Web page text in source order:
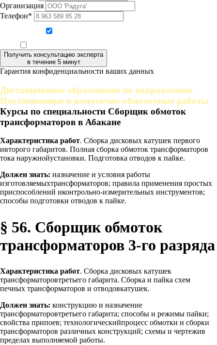
Организация
Телефон*
Получить консультацию эксперта
в течение 5 минут
Гарантия конфиденциальности ваших данных
Дистанционное образование по направлению -
Изоляционные и намоточно-обмоточные работы
Курсы по специальности Сборщик обмоток
трансформаторов в Абакане
Характеристика работ. Сборка дисковых катушек первого
ивторого габаритов. Полная сборка обмоток трансформаторов
тока наружнойустановки. Подготовка отводов к пайке.
Должен знать: назначение и условия работы
изготовляемыхтрансформаторов; правила применения простых
приспособлений иконтрольно-измерительных инструментов;
способы подготовки отводов к пайке.
§ 56. Сборщик обмоток
трансформаторов 3-го разряда
Характеристика работ. Сборка дисковых катушек
трансформаторовтретьего габарита. Сборка и пайка схем
печных трансформаторов и отводовкатушек.
Должен знать: конструкцию и назначение
трансформаторовтретьего габарита; способы и режимы пайки;
свойства припоев; технологическийпроцесс обмотки и сборки
трансформаторов различных конструкций; схемы и чертежив
пределах выполняемой работы.